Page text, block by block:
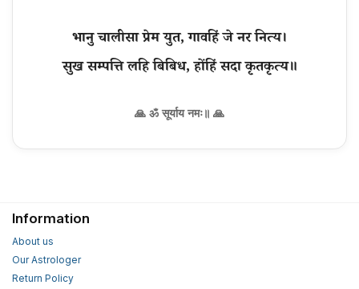
भानु चालीसा प्रेम युत, गावहिं जे नर नित्य।
🙏 ॐ सूर्याय नमः॥ 🙏
Information
About us
Our Astrologer
Return Policy